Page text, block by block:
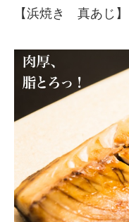
【浜焼き 真あじ】